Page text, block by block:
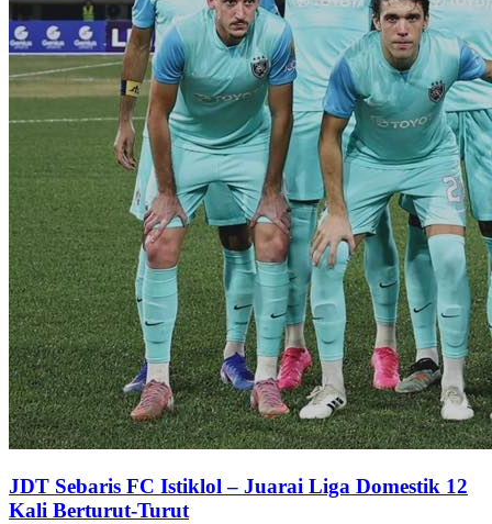
JDT Sebaris FC Istiklol – Juarai Liga Domestik 12
Kali Berturut-Turut